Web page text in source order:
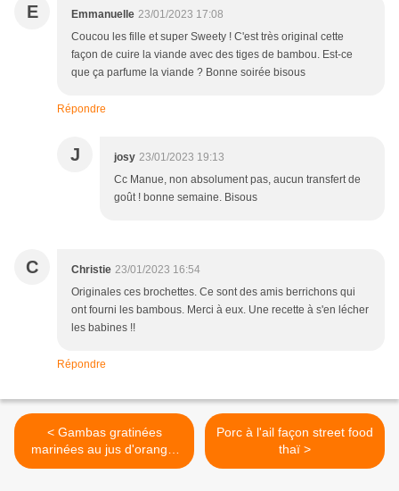
E Emmanuelle 23/01/2023 17:08
Coucou les fille et super Sweety ! C'est très original cette
façon de cuire la viande avec des tiges de bambou. Est-ce
que ça parfume la viande ? Bonne soirée bisous
Répondre
J josy 23/01/2023 19:13
Cc Manue, non absolument pas, aucun transfert de
goût ! bonne semaine. Bisous
C Christie 23/01/2023 16:54
Originales ces brochettes. Ce sont des amis berrichons qui
ont fourni les bambous. Merci à eux. Une recette à s'en lécher
les babines !!
Répondre
< Gambas gratinées
marinées au jus d'orange,
jus de citron et cognac
Porc à l'ail façon street food
thaï >